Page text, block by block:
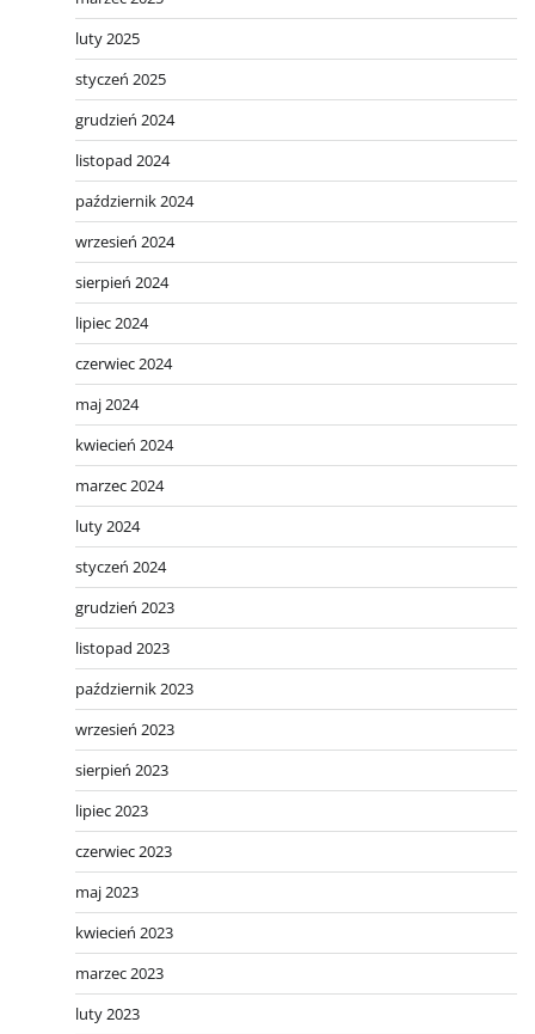
luty 2025
styczeń 2025
grudzień 2024
listopad 2024
październik 2024
wrzesień 2024
sierpień 2024
lipiec 2024
czerwiec 2024
maj 2024
kwiecień 2024
marzec 2024
luty 2024
styczeń 2024
grudzień 2023
listopad 2023
październik 2023
wrzesień 2023
sierpień 2023
lipiec 2023
czerwiec 2023
maj 2023
kwiecień 2023
marzec 2023
luty 2023